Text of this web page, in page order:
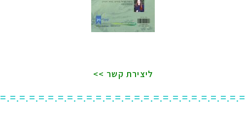
ליצירת קשר >>
=.=.=.=.=.=.=.=.=.=.=.=.=.=.=.=.=.=.=.=.=.=.=.=.=.=